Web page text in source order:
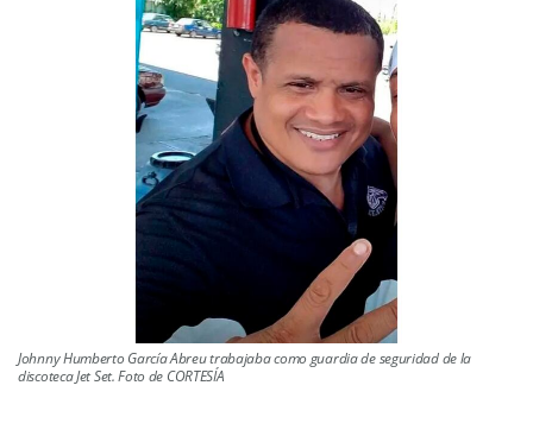
Johnny Humberto García Abreu trabajaba como guardia de seguridad de la
discoteca Jet Set. Foto de CORTESÍA